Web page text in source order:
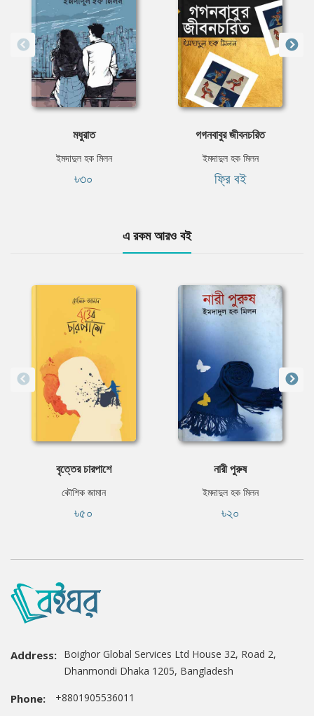
মধুরাত
ইমদাদুল হক মিলন
৳৩০
গগনবাবুর জীবনচরিত
ইমদাদুল হক মিলন
ফ্রি বই
এ রকম আরও বই
বৃত্তের চারপাশে
কৌশিক জামান
৳৫০
নারী পুরুষ
ইমদাদুল হক মিলন
৳২০
Address: Boighor Global Services Ltd House 32, Road 2,
Dhanmondi Dhaka 1205, Bangladesh
Phone: +8801905536011